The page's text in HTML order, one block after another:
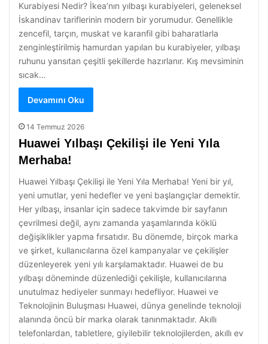
Kurabiyesi Nedir? İkea’nın yılbaşı kurabiyeleri, geleneksel
İskandinav tariflerinin modern bir yorumudur. Genellikle
zencefil, tarçın, muskat ve karanfil gibi baharatlarla
zenginleştirilmiş hamurdan yapılan bu kurabiyeler, yılbaşı
ruhunu yansıtan çeşitli şekillerde hazırlanır. Kış mevsiminin
sıcak…
Devamını Oku
14 Temmuz 2026
Huawei Yılbaşı Çekilişi ile Yeni Yıla
Merhaba!
Huawei Yılbaşı Çekilişi ile Yeni Yıla Merhaba! Yeni bir yıl,
yeni umutlar, yeni hedefler ve yeni başlangıçlar demektir.
Her yılbaşı, insanlar için sadece takvimde bir sayfanın
çevrilmesi değil, aynı zamanda yaşamlarında köklü
değişiklikler yapma fırsatıdır. Bu dönemde, birçok marka
ve şirket, kullanıcılarına özel kampanyalar ve çekilişler
düzenleyerek yeni yılı karşılamaktadır. Huawei de bu
yılbaşı döneminde düzenlediği çekilişle, kullanıcılarına
unutulmaz hediyeler sunmayı hedefliyor. Huawei ve
Teknolojinin Buluşması Huawei, dünya genelinde teknoloji
alanında öncü bir marka olarak tanınmaktadır. Akıllı
telefonlardan, tabletlere, giyilebilir teknolojilerden, akıllı ev